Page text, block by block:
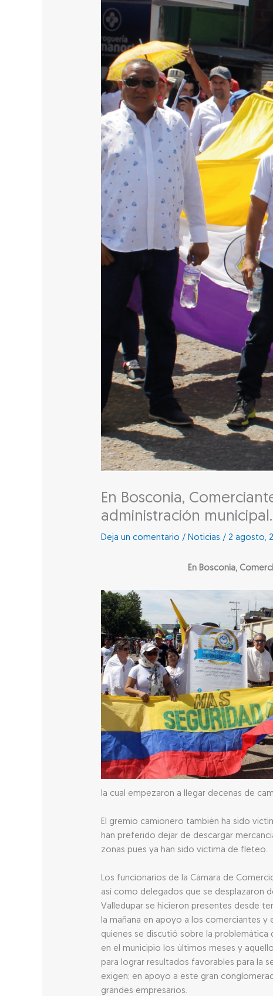
En Bosconia,
administración municipal.
Deja un comentario / Noticias / 2 agosto,
En Bosconia,
la cual empezaron a llegar decenas de
El gremio camionero también ha sido
han preferido dejar de descargar
zonas pues ya han sido víctima de fleteo.
Los funcionarios de la Cámara de
así como delegados que se desplazaron
Valledupar se hicieron presentes desde
la mañana en apoyo a los comerciantes y
quienes se discutió sobre la problemática
en el municipio los últimos meses y
para lograr resultados favorables para la
exigen; en apoyo a este gran
grandes empresarios.